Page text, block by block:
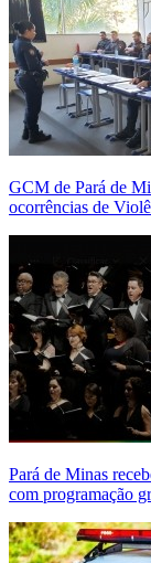
GCM de Pará de
ocorrências de
Pará de Minas
com programação